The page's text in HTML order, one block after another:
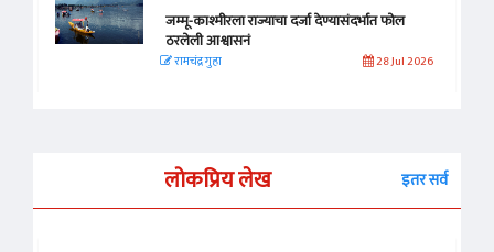
जम्मू-काश्मीरला राज्याचा दर्जा देण्यासंदर्भात फोल
ठरलेली आश्वासनं
रामचंद्र गुहा 28 Jul 2026
लोकप्रिय लेख इतर सर्व